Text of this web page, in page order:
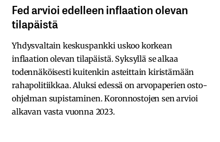
Fed arvioi edelleen inflaation olevan
tilapäistä
Yhdysvaltain keskuspankki uskoo korkean
inflaation olevan tilapäistä. Syksyllä se alkaa
todennäköisesti kuitenkin asteittain kiristämään
rahapolitiikkaa. Aluksi edessä on arvopaperien osto-
ohjelman supistaminen. Koronnostojen sen arvioi
alkavan vasta vuonna 2023.